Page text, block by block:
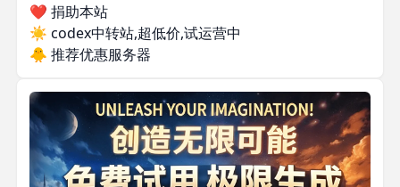
❤️ 捐助本站
☀️ codex中转站,超低价,试运营中
🐥 推荐优惠服务器